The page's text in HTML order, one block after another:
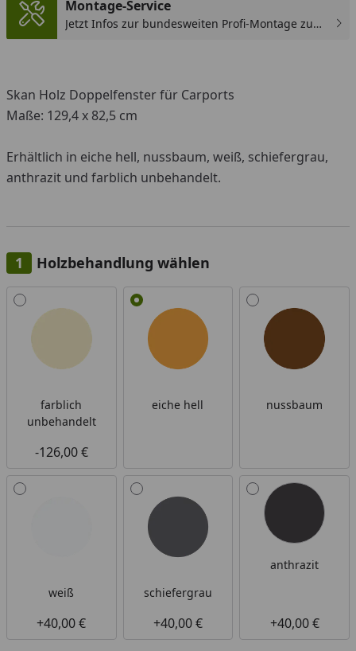
Montage-Service
Jetzt Infos zur bundesweiten Profi-Montage zum
Skan Holz Doppelfenster für Carports
Maße: 129,4 x 82,5 cm
Erhältlich in eiche hell, nussbaum, weiß, schiefergrau,
anthrazit und farblich unbehandelt.
Holzbehandlung wählen
Alle anzeigen (6)
farblich
unbehandelt
-126,00 €
eiche hell nussbaum
weiß
+40,00 €
schiefergrau
+40,00 €
anthrazit
+40,00 €